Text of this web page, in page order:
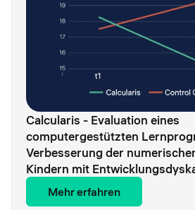
Calcularis - Evaluation eines
computergestützten
Verbesserung der
Kindern mit
Mehr erfahren